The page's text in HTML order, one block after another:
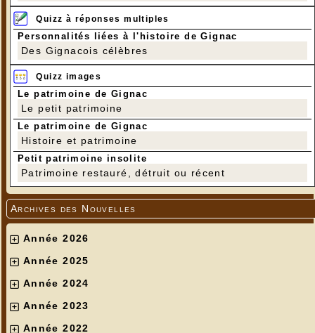
Quizz à réponses multiples
Personnalités liées à l'histoire de Gignac
Des Gignacois célèbres
Quizz images
Le patrimoine de Gignac
Le petit patrimoine
Le patrimoine de Gignac
Histoire et patrimoine
Petit patrimoine insolite
Patrimoine restauré, détruit ou récent
Archives des Nouvelles
Année 2026
Année 2025
Année 2024
Année 2023
Année 2022